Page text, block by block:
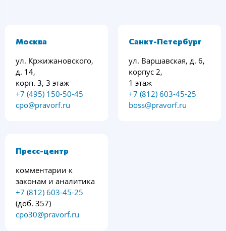
Москва
ул. Кржижановского,
д. 14,
корп. 3, 3 этаж
+7 (495) 150-50-45
cpo@pravorf.ru
Санкт-Петербург
ул. Варшавская, д. 6,
корпус 2,
1 этаж
+7 (812) 603-45-25
boss@pravorf.ru
Пресс-центр
комментарии к
законам и аналитика
+7 (812) 603-45-25
(доб. 357)
cpo30@pravorf.ru